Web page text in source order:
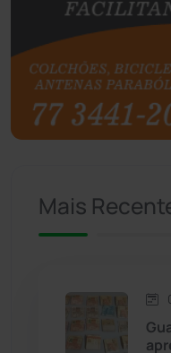
Botuporã
Brasil
Brumado
Caetanos
Candiba
Mais